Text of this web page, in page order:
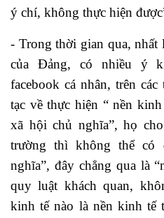
ý chí, không thực hiện
- Trong thời gian qua,
của Đảng, có nhiều ý
facebook cá nhân, trên
tạc về thực hiện “ nền
xã hội chủ nghĩa”, họ
trường thì không thể có
nghĩa”, đây chẳng qua là
quy luật khách quan,
kinh tế nào là nền kinh tế